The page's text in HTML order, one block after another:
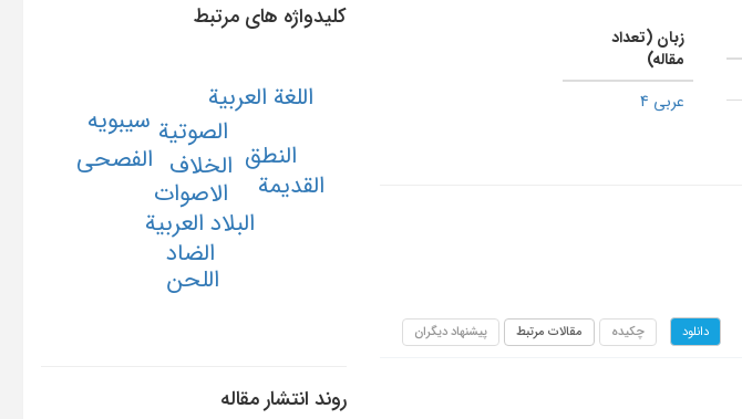
زبان (تعداد
مقاله)
عربی 4
دانلود چکیده مقالات مرتبط پیشنهاد دیگران
کلیدواژه های مرتبط
الاصوات
البلاد العربیة
الخلاف
الصوتیة
الضاد
الفصحی
القدیمة
اللحن
اللغة العربیة
النطق
سیبویه
روند انتشار مقاله